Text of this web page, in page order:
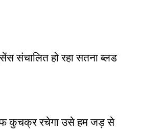
संचालित हो रहा सतना ब्लड
कुचक्र रचेगा उसे हम जड़ से